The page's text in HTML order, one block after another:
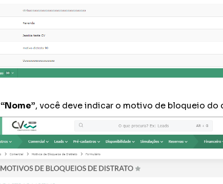
“Nome”, você deve indicar o motivo de bloqueio do